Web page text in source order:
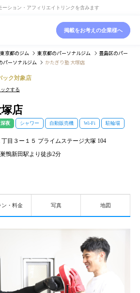
ーション・アフィリエイトリンクを含みます
掲載をお考えの企業様へ
東京都のジム 東京都のパーソナルジム 豊島区のパー
パーソナルジム かたぎり塾 大塚店
ック対象店
クする
店
深夜 シャワー 自動販売機 Wi-Fi 駐輪場
目３ー１５ プライムステージ大塚 104
鴨新田駅より徒歩2分
ン・料金 写真 地図